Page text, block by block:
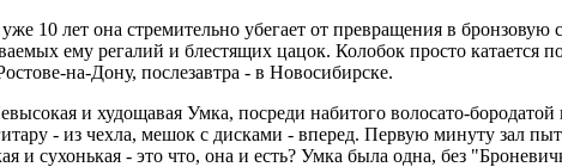
10 лет она стремительно убегает от превращения в
ему регалий и блестящих цацок. Колобок просто
на-Дону, послезавтра - в Новосибирске.
и худощавая Умка, посреди набитого волосато-
- из чехла, мешок с дисками - вперед. Первую минуту зал
и сухонькая - это что, она и есть? Умка была одна, без